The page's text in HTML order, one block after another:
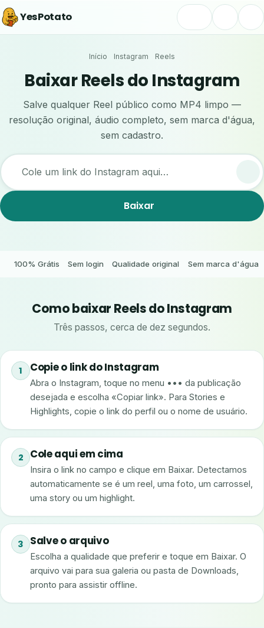
YesPotato
Início Instagram Reels
Baixar Reels do Instagram
Salve qualquer Reel público como MP4 limpo —
resolução original, áudio completo, sem marca d'água,
sem cadastro.
Cole um link do Instagram aqui…
Baixar
100% Grátis Sem login Qualidade original Sem marca d'água
Como baixar Reels do Instagram
Três passos, cerca de dez segundos.
1 Copie o link do Instagram
Abra o Instagram, toque no menu ••• da publicação
desejada e escolha «Copiar link». Para Stories e
Highlights, copie o link do perfil ou o nome de usuário.
2 Cole aqui em cima
Insira o link no campo e clique em Baixar. Detectamos
automaticamente se é um reel, uma foto, um carrossel,
uma story ou um highlight.
3 Salve o arquivo
Escolha a qualidade que preferir e toque em Baixar. O
arquivo vai para sua galeria ou pasta de Downloads,
pronto para assistir offline.